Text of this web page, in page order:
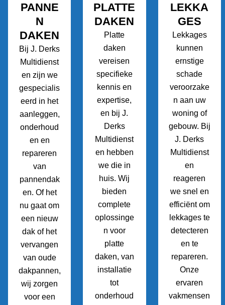
PANNE
N
DAKEN
Bij J. Derks
Multidienst
en zijn we
gespecialis
eerd in het
aanleggen,
onderhoud
en en
repareren
van
pannendak
en. Of het
nu gaat om
een nieuw
dak of het
vervangen
van oude
dakpannen,
wij zorgen
voor een
PLATTE
DAKEN
Platte
daken
vereisen
specifieke
kennis en
expertise,
en bij J.
Derks
Multidienst
en hebben
we die in
huis. Wij
bieden
complete
oplossinge
n voor
platte
daken, van
installatie
tot
onderhoud
LEKKA
GES
Lekkages
kunnen
ernstige
schade
veroorzake
n aan uw
woning of
gebouw. Bij
J. Derks
Multidienst
en
reageren
we snel en
efficiënt om
lekkages te
detecteren
en te
repareren.
Onze
ervaren
vakmensen